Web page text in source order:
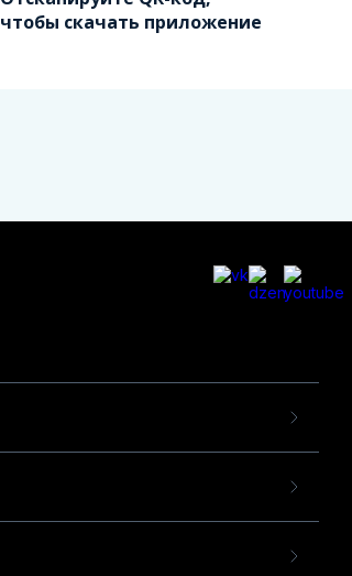
чтобы скачать приложение